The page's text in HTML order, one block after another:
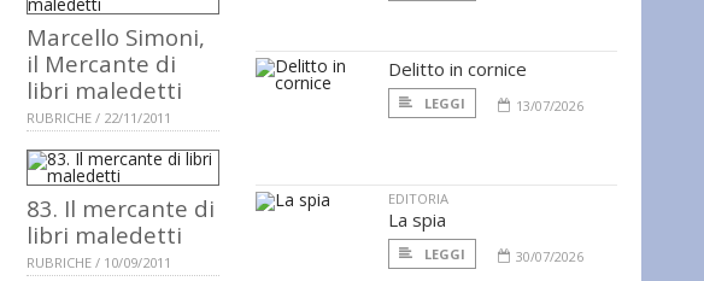
Marcello Simoni,
il Mercante di
libri maledetti
RUBRICHE / 22/11/2011
83. Il mercante di
libri maledetti
RUBRICHE / 10/09/2011
Delitto in cornice
LEGGI 13/07/2026
EDITORIA
La spia
LEGGI 30/07/2026